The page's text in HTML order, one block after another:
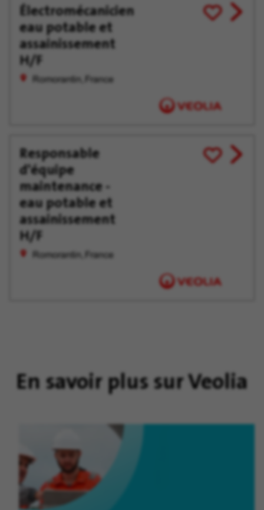
Électromécanicien
eau potable et
assainissement
H/F
Romorantin, France
Enregistrer
pour
View
job
Responsable
d'équipe
maintenance -
eau potable et
assainissement
H/F
Romorantin, France
Enregistrer
pour
View
job
En savoir plus sur Veolia